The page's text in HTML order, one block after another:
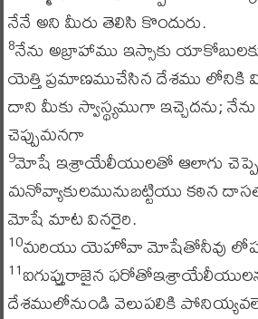
నేనే అని మీరు తెలిసి కొందురు.
8నేను అబ్రాహాము ఇస్సాకు
యెత్తి ప్రమాణముచేసిన దేశము లోనికి
దాని మీకు స్వాస్థ్యముగా ఇచ్చెదను;
చెప్పుమనగా
9మోషే ఇశ్రాయేలీయులతో ఆలాగు
మనోవ్యాకులమునుబట్టియు కఠిన
మోషే మాట వినరైరి.
10మరియు యెహోవా మోషేతోనీవు
11ఐగుప్తురాజైన
దేశములోనుండి వెలుపలికి